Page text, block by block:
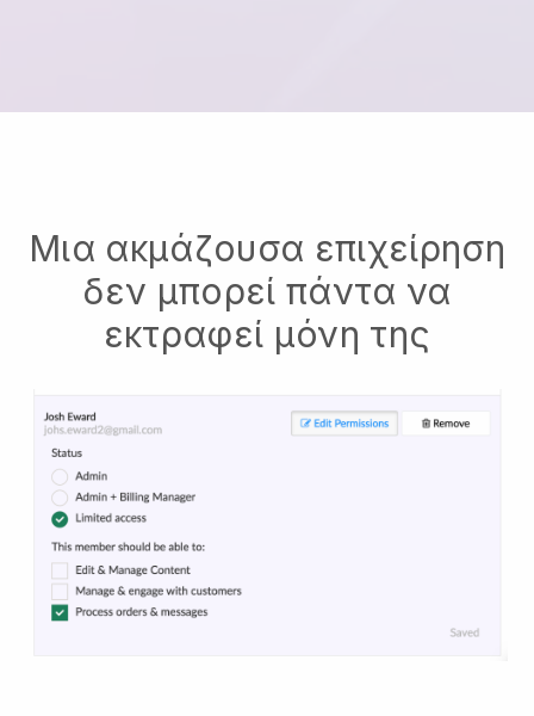
Μια ακμάζουσα επιχείρηση
δεν μπορεί πάντα να
εκτραφεί μόνη της